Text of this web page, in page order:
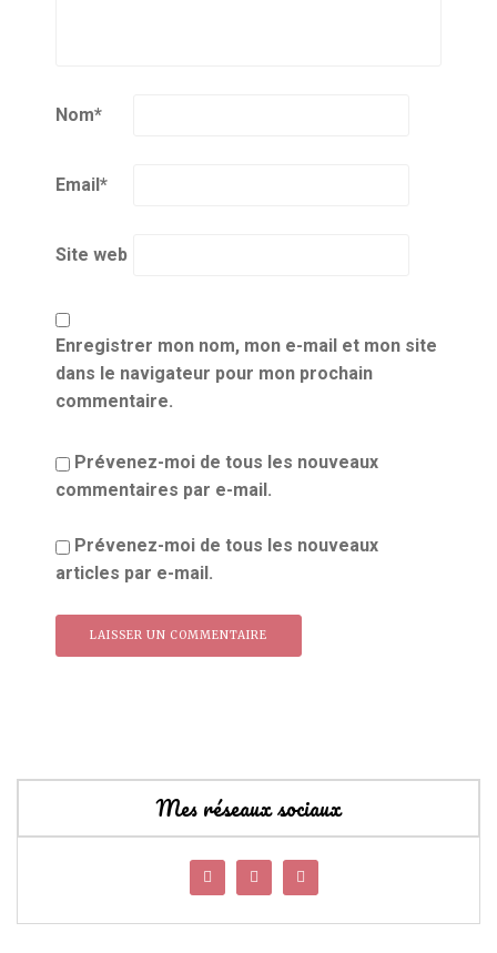
Nom*
Email*
Site web
Enregistrer mon nom, mon e-mail et mon site
dans le navigateur pour mon prochain
commentaire.
Prévenez-moi de tous les nouveaux
commentaires par e-mail.
Prévenez-moi de tous les nouveaux
articles par e-mail.
Mes réseaux sociaux